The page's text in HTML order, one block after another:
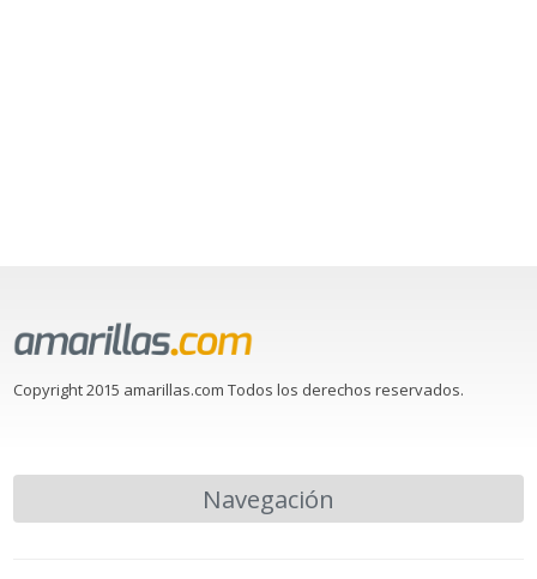
Copyright 2015 amarillas.com Todos los derechos reservados.
Navegación